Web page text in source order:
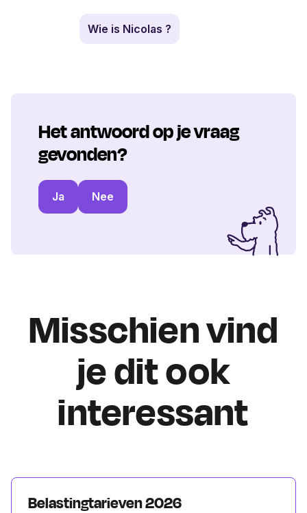
Wie is Nicolas ?
Het antwoord op je vraag
gevonden?
Ja Nee
Misschien vind
je dit ook
interessant
Belastingtarieven 2026